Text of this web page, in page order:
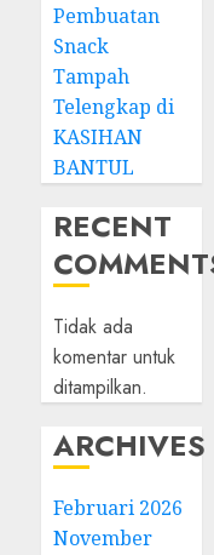
Pembuatan
Snack
Tampah
Telengkap di
KASIHAN
BANTUL
RECENT
Tidak ada
komentar untuk
ditampilkan.
ARCHIVES
Februari 2026
November